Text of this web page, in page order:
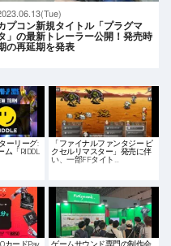
プコン新規タイトル「プラグマ
」の最新トレーラー公開！発売時
の再延期を発表
ーリーグ:
ム「RIDDL
「ファイナルファンタジー ピ
クセルリマスター」発売に伴
い、一部FFタイト…
カードPay
ゲームサウンド専門の制作会